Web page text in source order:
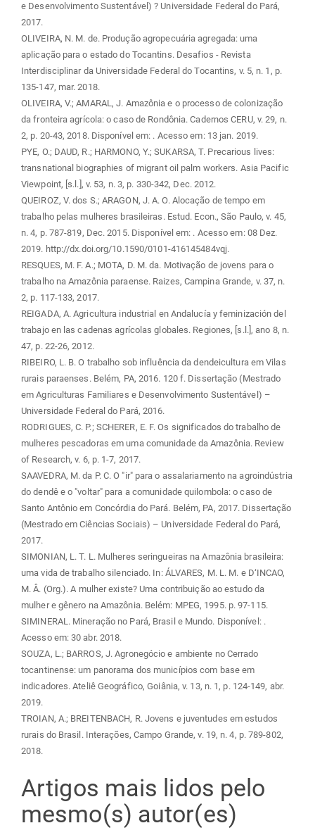
e Desenvolvimento Sustentável) ? Universidade Federal do Pará,
2017.
OLIVEIRA, N. M. de. Produção agropecuária agregada: uma
aplicação para o estado do Tocantins. Desafios - Revista
Interdisciplinar da Universidade Federal do Tocantins, v. 5, n. 1, p.
135-147, mar. 2018.
OLIVEIRA, V.; AMARAL, J. Amazônia e o processo de colonização
da fronteira agrícola: o caso de Rondônia. Cadernos CERU, v. 29, n.
2, p. 20-43, 2018. Disponível em: . Acesso em: 13 jan. 2019.
PYE, O.; DAUD, R.; HARMONO, Y.; SUKARSA, T. Precarious lives:
transnational biographies of migrant oil palm workers. Asia Pacific
Viewpoint, [s.l.], v. 53, n. 3, p. 330-342, Dec. 2012.
QUEIROZ, V. dos S.; ARAGON, J. A. O. Alocação de tempo em
trabalho pelas mulheres brasileiras. Estud. Econ., São Paulo, v. 45,
n. 4, p. 787-819, Dec. 2015. Disponível em: . Acesso em: 08 Dez.
2019. http://dx.doi.org/10.1590/0101-416145484vqj.
RESQUES, M. F. A.; MOTA, D. M. da. Motivação de jovens para o
trabalho na Amazônia paraense. Raizes, Campina Grande, v. 37, n.
2, p. 117-133, 2017.
REIGADA, A. Agricultura industrial en Andalucía y feminización del
trabajo en las cadenas agrícolas globales. Regiones, [s.l.], ano 8, n.
47, p. 22-26, 2012.
RIBEIRO, L. B. O trabalho sob influência da dendeicultura em Vilas
rurais paraenses. Belém, PA, 2016. 120 f. Dissertação (Mestrado
em Agriculturas Familiares e Desenvolvimento Sustentável) –
Universidade Federal do Pará, 2016.
RODRIGUES, C. P.; SCHERER, E. F. Os significados do trabalho de
mulheres pescadoras em uma comunidade da Amazônia. Review
of Research, v. 6, p. 1-7, 2017.
SAAVEDRA, M. da P. C. O "ir" para o assalariamento na agroindústria
do dendê e o "voltar" para a comunidade quilombola: o caso de
Santo Antônio em Concórdia do Pará. Belém, PA, 2017. Dissertação
(Mestrado em Ciências Sociais) – Universidade Federal do Pará,
2017.
SIMONIAN, L. T. L. Mulheres seringueiras na Amazônia brasileira:
uma vida de trabalho silenciado. In: ÁLVARES, M. L. M. e D‘INCAO,
M. Â. (Org.). A mulher existe? Uma contribuição ao estudo da
mulher e gênero na Amazônia. Belém: MPEG, 1995. p. 97-115.
SIMINERAL. Mineração no Pará, Brasil e Mundo. Disponível: .
Acesso em: 30 abr. 2018.
SOUZA, L.; BARROS, J. Agronegócio e ambiente no Cerrado
tocantinense: um panorama dos municípios com base em
indicadores. Ateliê Geográfico, Goiânia, v. 13, n. 1, p. 124-149, abr.
2019.
TROIAN, A.; BREITENBACH, R. Jovens e juventudes em estudos
rurais do Brasil. Interações, Campo Grande, v. 19, n. 4, p. 789-802,
2018.
Artigos mais lidos pelo
mesmo(s) autor(es)